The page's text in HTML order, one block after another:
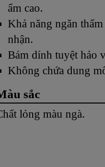
ẩm cao.
Khả năng ngăn
nhận.
Bám dính tuyệt hảo
Không chứa dung
sắc
lỏng màu ngà.